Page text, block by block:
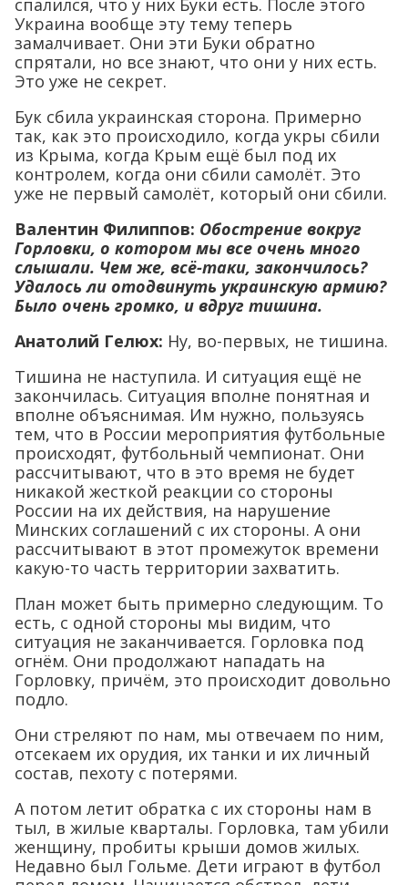
спалился, что у них Буки есть. После этого
Украина вообще эту тему теперь
замалчивает. Они эти Буки обратно
спрятали, но все знают, что они у них есть.
Это уже не секрет.
Бук сбила украинская сторона. Примерно
так, как это происходило, когда укры сбили
из Крыма, когда Крым ещё был под их
контролем, когда они сбили самолёт. Это
уже не первый самолёт, который они сбили.
Валентин Филиппов: Обострение вокруг
Горловки, о котором мы все очень много
слышали. Чем же, всё-таки, закончилось?
Удалось ли отодвинуть украинскую армию?
Было очень громко, и вдруг тишина.
Анатолий Гелюх: Ну, во-первых, не тишина.
Тишина не наступила. И ситуация ещё не
закончилась. Ситуация вполне понятная и
вполне объяснимая. Им нужно, пользуясь
тем, что в России мероприятия футбольные
происходят, футбольный чемпионат. Они
рассчитывают, что в это время не будет
никакой жесткой реакции со стороны
России на их действия, на нарушение
Минских соглашений с их стороны. А они
рассчитывают в этот промежуток времени
какую-то часть территории захватить.
План может быть примерно следующим. То
есть, с одной стороны мы видим, что
ситуация не заканчивается. Горловка под
огнём. Они продолжают нападать на
Горловку, причём, это происходит довольно
подло.
Они стреляют по нам, мы отвечаем по ним,
отсекаем их орудия, их танки и их личный
состав, пехоту с потерями.
А потом летит обратка с их стороны нам в
тыл, в жилые кварталы. Горловка, там убили
женщину, пробиты крыши домов жилых.
Недавно был Гольме. Дети играют в футбол